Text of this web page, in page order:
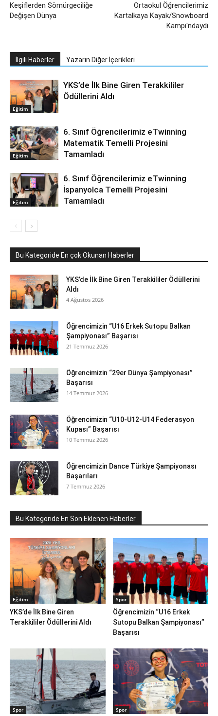
Keşiflerden Sömürgeciliğe
Değişen Dünya
Ortaokul Öğrencilerimiz
Kartalkaya Kayak/Snowboard
Kampı'ndaydı
İlgili Haberler Yazarın Diğer İçerikleri
Eğitim
YKS’de İlk Bine Giren Terakkililer
Ödüllerini Aldı
Eğitim
6. Sınıf Öğrencilerimiz eTwinning
Matematik Temelli Projesini
Tamamladı
Eğitim
6. Sınıf Öğrencilerimiz eTwinning
İspanyolca Temelli Projesini
Tamamladı
Bu Kategoride En çok Okunan Haberler
YKS’de İlk Bine Giren Terakkililer Ödüllerini
Aldı
4 Ağustos 2026
Öğrencimizin “U16 Erkek Sutopu Balkan
Şampiyonası” Başarısı
21 Temmuz 2026
Öğrencimizin “29er Dünya Şampiyonası”
Başarısı
14 Temmuz 2026
Öğrencimizin “U10-U12-U14 Federasyon
Kupası” Başarısı
10 Temmuz 2026
Öğrencimizin Dance Türkiye Şampiyonası
Başarıları
7 Temmuz 2026
Bu Kategoride En Son Eklenen Haberler
Eğitim
YKS’de İlk Bine Giren
Terakkililer Ödüllerini Aldı
Spor
Öğrencimizin “U16 Erkek
Sutopu Balkan Şampiyonası”
Başarısı
Spor Spor